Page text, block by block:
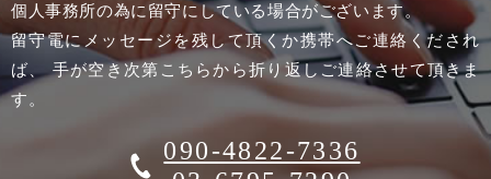
個人事務所の為に留守にしている場合がございます。
留守電にメッセージを残して頂くか携帯へご連絡くだされ
ば、 手が空き次第こちらから折り返しご連絡させて頂きま
す。
090-4822-7336